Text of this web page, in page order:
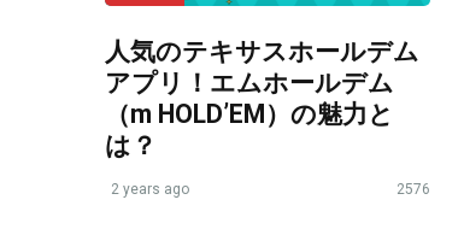
人気のテキサスホールデム
アプリ！エムホールデム
（m HOLD’EM）の魅力と
は？
2 years ago 2576